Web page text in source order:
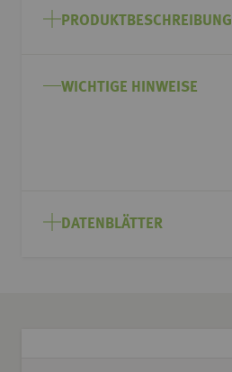
Anfang
springen
PRODUKTBESCHREIBUNG
WICHTIGE HINWEISE
DATENBLÄTTER